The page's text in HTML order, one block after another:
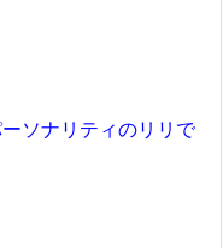
ソナリティのリリで